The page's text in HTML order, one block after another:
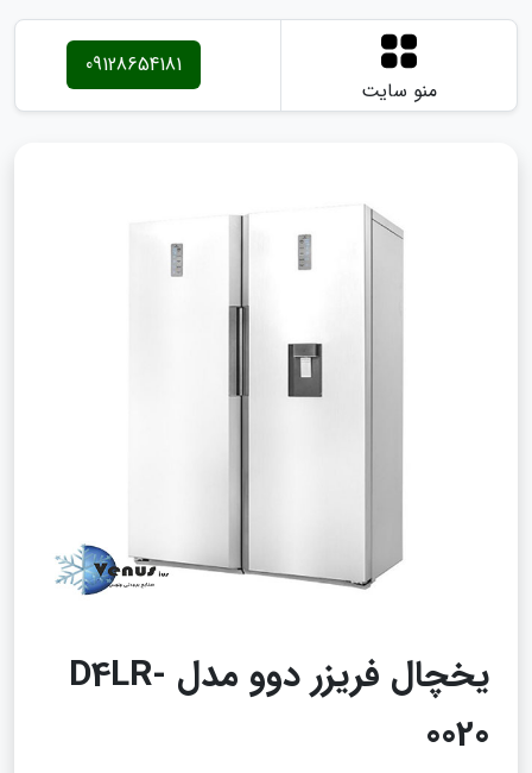
منو سایت
09128654181
یخچال فریزر دوو مدل D4LR-
0020